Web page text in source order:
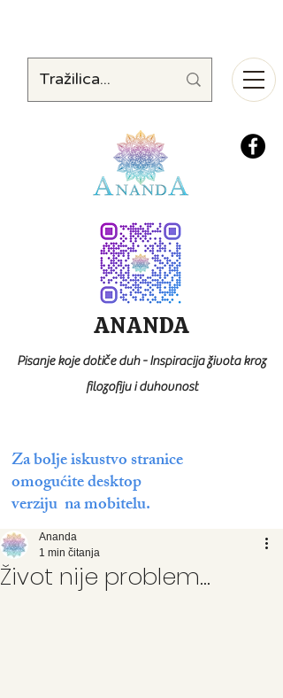
Za bolje iskustvo stranice
omogućite desktop
verziju na mobitelu.
ANANDA
Pisanje koje dotiče duh - Inspiracija života kroz
filozofiju i duhovnost
Život nije problem...
Ananda
1 min čitanja